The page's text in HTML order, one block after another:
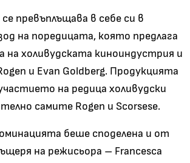
превъплъщава в себе си в
на поредицата, която предлага
на холивудската киноиндустрия и
и Evan Goldberg. Продукцията
на редица холивудски
самите Rogen и Scorsese.
беше споделена и от
на режисьора – Francesca